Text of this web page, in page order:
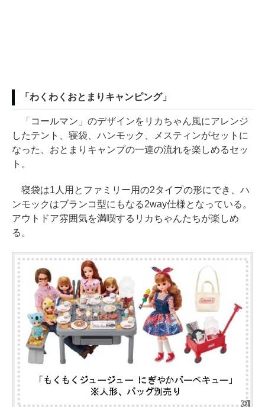
「わくわくおとまりキャンピング」
「コールマン」のデザインをリカちゃん風にアレンジ
したテント、寝袋、ハンモック、メスティンがセットに
なった、おとまりキャンプの一連の流れを楽しめるセッ
ト。
寝袋は1人用とファミリー用の2タイプの形にでき、ハ
ンモックはブランコ型にもなる2way仕様となっている。
アウトドア雰囲気を満喫するリカちゃんたちが楽しめ
る。